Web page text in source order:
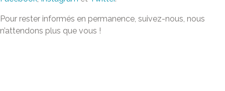
Pour rester informés en permanence, suivez-nous, nous
n’attendons plus que vous !